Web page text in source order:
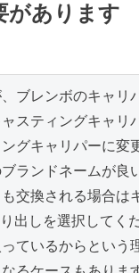
があります
ブレンボのキャリ
スティングキャリ
グキャリパーに変
ランドネームが良
交換される場合は
出しを選択してく
ているからという